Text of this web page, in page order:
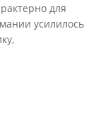
для
усилилось